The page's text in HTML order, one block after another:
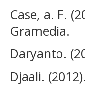
Case, a. F.
Gramedia.
Daryanto.
Djaali.